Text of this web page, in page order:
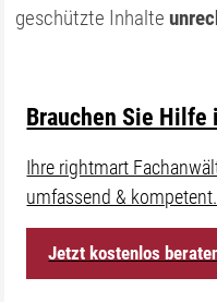
geschützte Inhalte
Brauchen Sie
Ihre rightmart
umfassend &
Jetzt kostenlos